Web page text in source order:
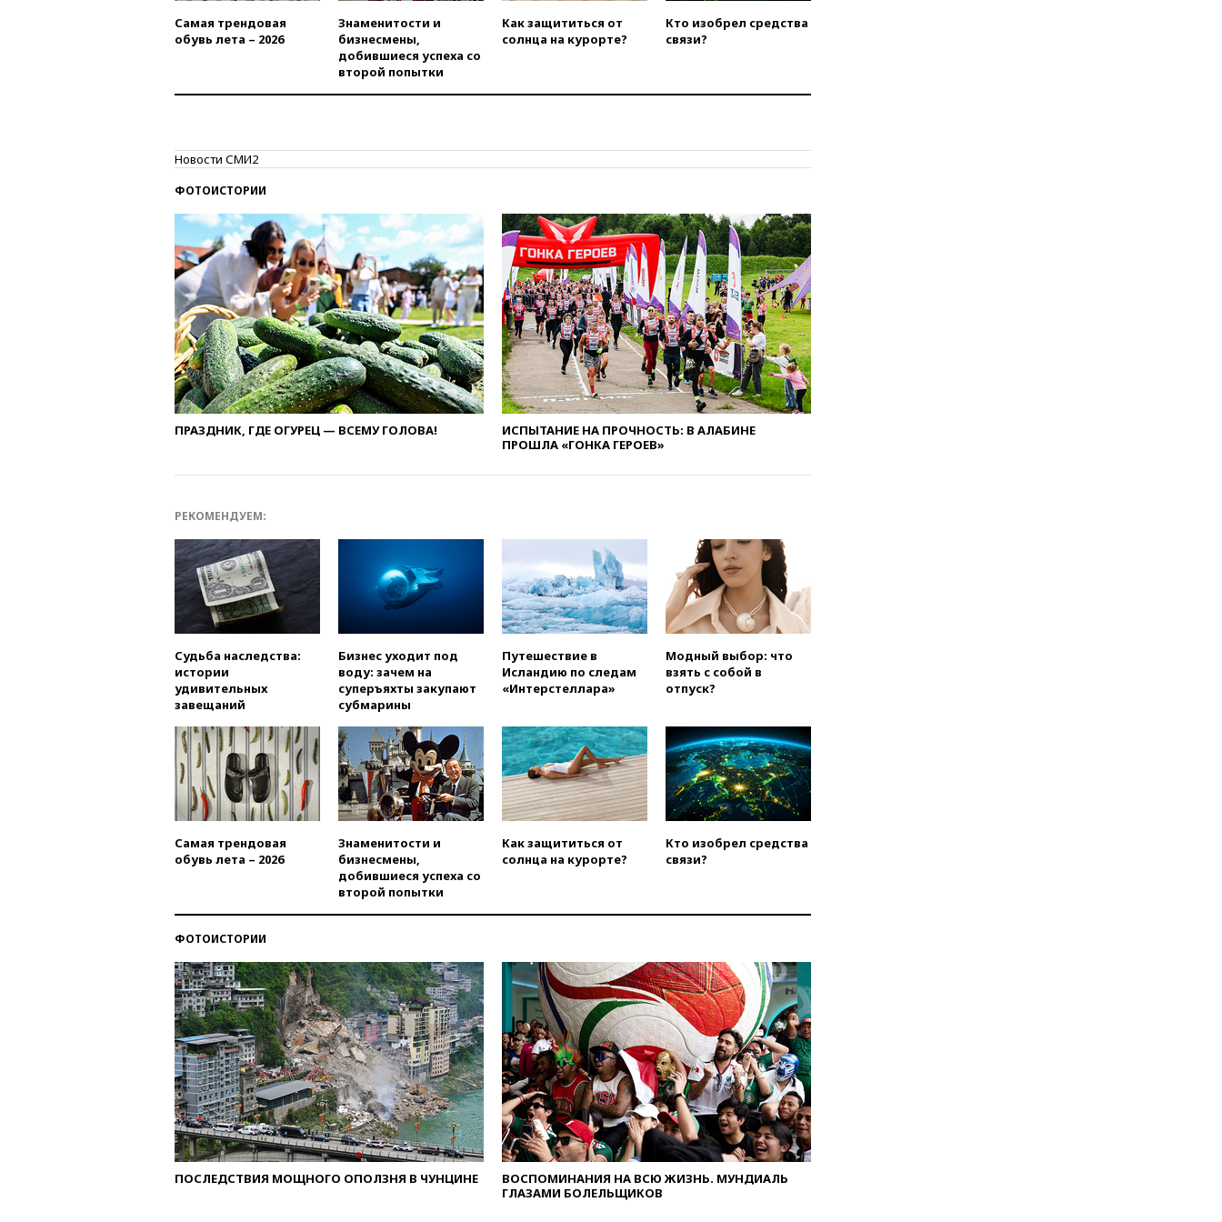
в Госдепе, чтобы «вести
войну»
Сеуту на параплане
выгоду безвизового режима с
ЕС
вчера, 22:59На башню
ресторана «Армения» в
Москве вернут утраченную
скульптуру балерины
вчера, 22:45Литовец
протаранил погранпункт при
попытке попасть в Россию
вчера, 22:28
Бессент
анонсировал скорое
соглашение о прекращении
огня США и Ирана
вчера, 22:15Три человека
вчера, 22:00
Путин поручил
выделить средства на новые
РЛС для Белгородской
области
вчера, 21:56
The Atlantic: Маск
отказал Украине в
использовании Starlink для
атак вглубь РФ
вчера, 21:35 После пожара на
уголовное дело
вчера, 21:26Лидеры сборной
РФ по гимнастике получили
официальный отказ в визах от
Хорватии
опубликовал 16 новых видео с
НЛО
«Интервидение» точно
пройдет в 2026 году
вчера, 20:45ПВО за день
сбила еще 75 украинских
беспилотников над Россией
вчера, 20:35Велосипедист
погиб при атаке FPV-дрона в
Белгородской области
вчера, 20:30Лидию Невзорову
заочно арестовали по делу о
экстремизма
Самая трендовая
обувь лета – 2026
Знаменитости и
бизнесмены,
добившиеся успеха со
второй попытки
Как защититься от
солнца на курорте?
Кто изобрел средства
связи?
Новости СМИ2
ФОТОИСТОРИИ
ПРАЗДНИК, ГДЕ ОГУРЕЦ — ВСЕМУ ГОЛОВА!
ИСПЫТАНИЕ НА ПРОЧНОСТЬ: В АЛАБИНЕ
ПРОШЛА «ГОНКА ГЕРОЕВ»
РЕКОМЕНДУЕМ:
Судьба наследства:
истории
удивительных
завещаний
Бизнес уходит под
воду: зачем на
суперъяхты закупают
субмарины
Путешествие в
Исландию по следам
«Интерстеллара»
Модный выбор: что
взять с собой в
отпуск?
Самая трендовая
обувь лета – 2026
Знаменитости и
бизнесмены,
добившиеся успеха со
второй попытки
Как защититься от
солнца на курорте?
Кто изобрел средства
связи?
ФОТОИСТОРИИ
ПОСЛЕДСТВИЯ МОЩНОГО ОПОЛЗНЯ В ЧУНЦИНЕ
ВОСПОМИНАНИЯ НА ВСЮ ЖИЗНЬ. МУНДИАЛЬ
ГЛАЗАМИ БОЛЕЛЬЩИКОВ